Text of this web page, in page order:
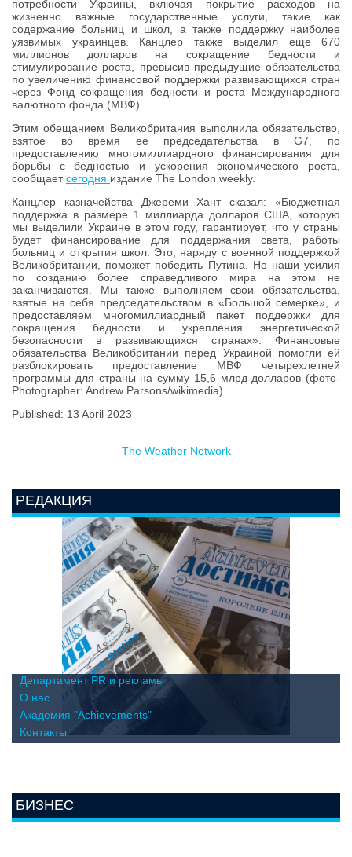
потребности Украины, включая покрытие расходов на
жизненно важные государственные услуги, такие как
содержание больниц и школ, а также поддержку наиболее
уязвимых украинцев. Канцлер также выделил еще 670
миллионов долларов на сокращение бедности и
стимулирование роста, превысив предыдущие обязательства
по увеличению финансовой поддержки развивающихся стран
через Фонд сокращения бедности и роста Международного
валютного фонда (МВФ).
Этим обещанием Великобритания выполнила обязательство,
взятое во время ее председательства в G7, по
предоставлению многомиллиардного финансирования для
борьбы с бедностью и ускорения экономического роста,
cообщаетcегодня издание The London weekly.
Канцлер казначейства Джереми Хант сказал: «Бюджетная
поддержка в размере 1 миллиарда долларов США, которую
мы выделили Украине в этом году, гарантирует, что у страны
будет финансирование для поддержания света, работы
больниц и открытия школ. Это, наряду с военной поддержкой
Великобритании, поможет победить Путина. Но наши усилия
по созданию более справедливого мира на этом не
заканчиваются. Мы также выполняем свои обязательства,
взятые на себя председательством в «Большой семерке», и
предоставляем многомиллиардный пакет поддержки для
сокращения бедности и укрепления энергетической
безопасности в развивающихся странах». Финансовые
обязательства Великобритании перед Украиной помогли ей
разблокировать предоставление МВФ четырехлетней
программы для страны на сумму 15,6 млрд долларов (фото-
Photographer: Andrew Parsons/wikimedia).
Published: 13 April 2023
The Weather Network
РЕДАКЦИЯ
Департамент PR и рекламы
О нас
Академия "Achievements"
Контакты
БИЗНЕС